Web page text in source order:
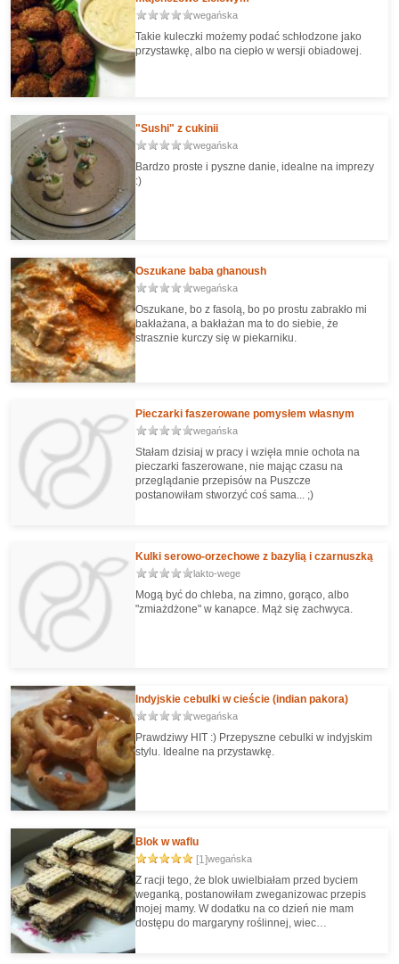
wegańska
Takie kuleczki możemy podać schłodzone jako
przystawkę, albo na ciepło w wersji obiadowej.
"Sushi" z cukinii
wegańska
Bardzo proste i pyszne danie, idealne na imprezy
:)
Oszukane baba ghanoush
wegańska
Oszukane, bo z fasolą, bo po prostu zabrakło mi
bakłażana, a bakłażan ma to do siebie, że
strasznie kurczy się w piekarniku.
Pieczarki faszerowane pomysłem własnym
wegańska
Stałam dzisiaj w pracy i wzięła mnie ochota na
pieczarki faszerowane, nie mając czasu na
przeglądanie przepisów na Puszcze
postanowiłam stworzyć coś sama... ;)
Kulki serowo-orzechowe z bazylią i czarnuszką
lakto-wege
Mogą być do chleba, na zimno, gorąco, albo
"zmiażdżone" w kanapce. Mąż się zachwyca.
Indyjskie cebulki w cieście (indian pakora)
wegańska
Prawdziwy HIT :) Przepyszne cebulki w indyjskim
stylu. Idealne na przystawkę.
Blok w waflu
[1]wegańska
Z racji tego, że blok uwielbiałam przed byciem
weganką, postanowiłam zweganizowac przepis
mojej mamy. W dodatku na co dzień nie mam
dostępu do margaryny roślinnej, wiec